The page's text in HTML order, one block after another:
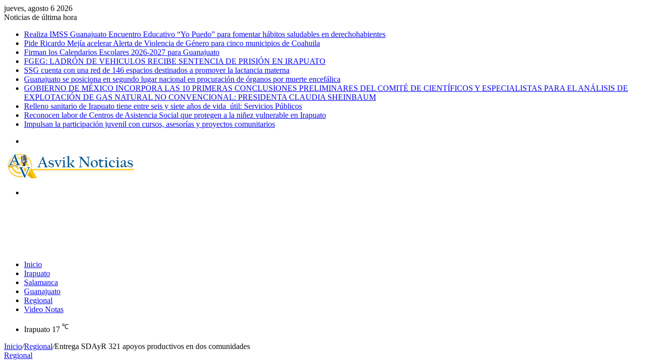
jueves, agosto 6 2026
Noticias de última hora
Realiza IMSS Guanajuato Encuentro Educativo “Yo Puedo” para fomentar hábitos saludables en derechohabientes
Pide Ricardo Mejía acelerar Alerta de Violencia de Género para cinco municipios de Coahuila
Firman los Calendarios Escolares 2026-2027 para Guanajuato
FGEG: LADRÓN DE VEHICULOS RECIBE SENTENCIA DE PRISIÓN EN IRAPUATO
SSG cuenta con una red de 146 espacios destinados a promover la lactancia materna
Guanajuato se posiciona en segundo lugar nacional en procuración de órganos por muerte encefálica
GOBIERNO DE MÉXICO INCORPORA LAS 10 PRIMERAS CONCLUSIONES PRELIMINARES DEL COMITÉ DE CIENTÍFICOS Y ESPECIALISTAS PARA EL ANÁLISIS DE
EXPLOTACIÓN DE GAS NATURAL NO CONVENCIONAL: PRESIDENTA CLAUDIA SHEINBAUM
Relleno sanitario de Irapuato tiene entre seis y siete años de vida útil: Servicios Públicos
Reconocen labor de Centros de Asistencia Social que protegen a la niñez vulnerable en Irapuato
Impulsan la participación juvenil con cursos, asesorías y proyectos comunitarios
Inicio
Irapuato
Salamanca
Guanajuato
Regional
Video Notas
Irapuato 17 ℃
Inicio/Regional/Entrega SDAyR 321 apoyos productivos en dos comunidades
Regional